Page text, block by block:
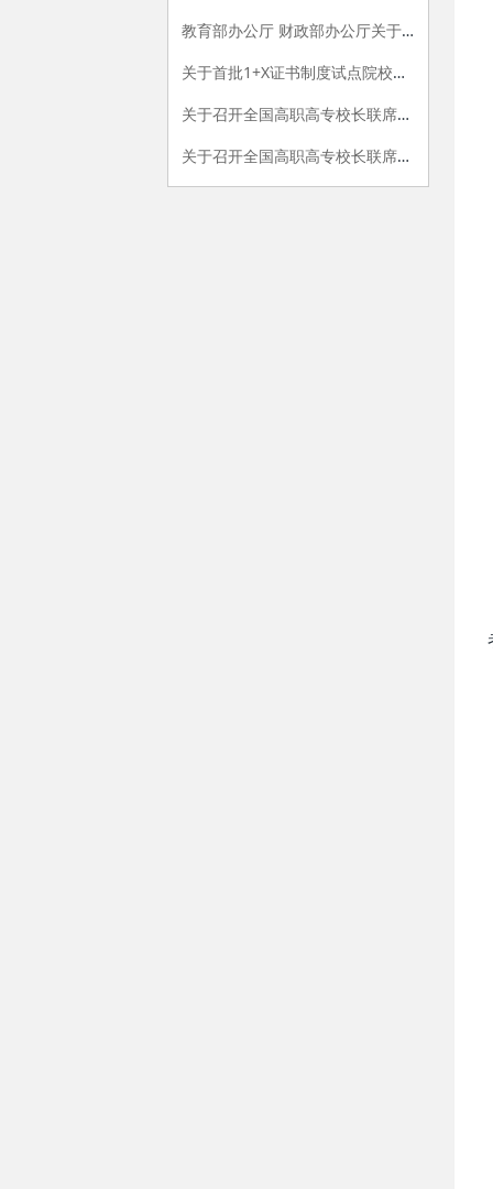
教育部办公厅 财政部办公厅关于做好“国家示范性高等职业院校建设计划”骨干高职院校建设项目2015年验收工作的通知
关于首批1+X证书制度试点院校名单的公告
关于召开全国高职高专校长联席会议2015年年会的通知
关于召开全国高职高专校长联席会议2018年年会的通知